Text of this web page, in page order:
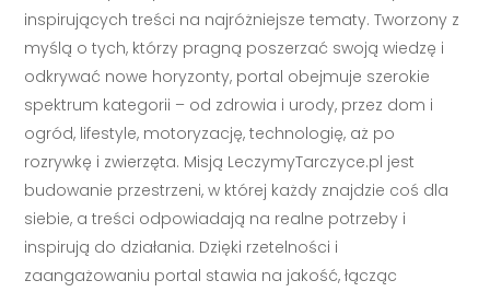
inspirujących treści na najróżniejsze tematy. Tworzony z
myślą o tych, którzy pragną poszerzać swoją wiedzę i
odkrywać nowe horyzonty, portal obejmuje szerokie
spektrum kategorii – od zdrowia i urody, przez dom i
ogród, lifestyle, motoryzację, technologię, aż po
rozrywkę i zwierzęta. Misją LeczymyTarczyce.pl jest
budowanie przestrzeni, w której każdy znajdzie coś dla
siebie, a treści odpowiadają na realne potrzeby i
inspirują do działania. Dzięki rzetelności i
zaangażowaniu portal stawia na jakość, łącząc